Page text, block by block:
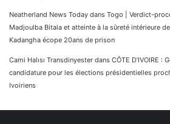
Neatherland News Today dans Togo | Verdict-
Madjoulba Bitala et atteinte à la sûreté intérieure de
Kadangha écope 20ans de prison
Cami Halısı Transdinyester dans CÔTE D’IVOIRE :
candidature pour les élections présidentielles
Ivoiriens